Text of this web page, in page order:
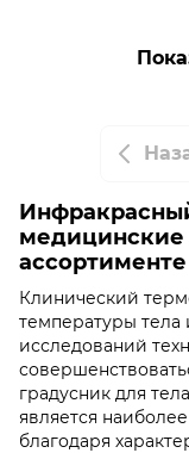
Клинический
температуры
исследований
градусник для
является
благодаря